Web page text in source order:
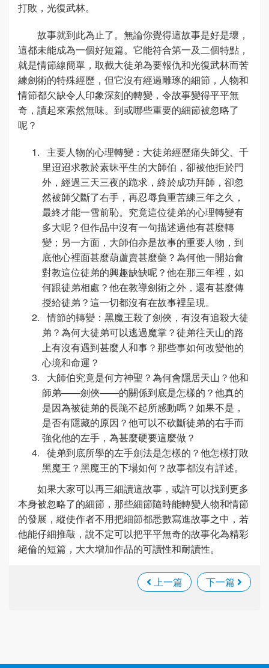
打敗，光復武林。
故事就到此為止了。無論你覺得這故事是好是壞，
這都未能成為一個好短篇。它能符合第一及二個特點，
就是情節線簡單，取截大徒弟為要報仇和光復武林而苦
練劍術的特殊經歷，但它沒有經過雕琢的細節，人物和
情節都欠缺令人印象深刻的轉變，令故事變得平平無
奇，讀起來索然無味。到或哪些重要的細節被忽略了
呢？
主要人物的心理轉變：大徒弟經歷痛失師父、千
里迢迢求教於素昧平生的大師伯，卻被他拒於門
外，經過三天三夜的跪求，終於成功拜師，卻忽
然被師父斷了右手，再忍辱負重苦練三年之久，
最終才能一雪前恥。究竟這位徒弟的心理轉變有
多大呢？但作品中沒有一句描述過他有甚麼轉
變；另一方面，大師伯亦是故事的重要人物，到
底他心裡面甚麼葫蘆賣甚麼藥？為何他一開始會
對教這位徒弟的興趣缺缺呢？他在那三年裡，如
何跟徒弟相處？他在教導劍術之外，還有甚麼傳
授給徒弟？這一切都沒有在故事裡呈現。
情節的轉變：黑魔王殺了劍俠，有沒有追殺大徒
弟？為何大徒弟可以逃過魔掌？徒弟往天山的路
上有沒有遇到甚麼人和事？那些事如何改變他的
心境和命運？
大師伯究竟是何方神聖？為何會隱居天山？他和
師弟——劍俠——的關係到底是怎樣的？他真的
是因為被徒弟的長跪不起所感動嗎？如果不是，
是否有隱藏的原因？他可以不砍斷徒弟的右手而
強化他的左手，為甚麼硬要這麼做？
徒弟到底所學的左手劍法是怎樣的？他怎樣打敗
黑魔王？黑魔王的下場如何？故事都沒有詳述。
如果大家可以再三細讀這故事，或許可以找到更多
本身被忽略了的細節，那些細節隨時能轉變人物和情節
的發展，縱使作者不用把細節都悉數寫進故事之中，若
他能仔細推敲，說不定可以把平平無奇的故事化為精彩
絕倫的短篇，大大增加作品的可讀性和耐讀性。
上一篇 下一篇